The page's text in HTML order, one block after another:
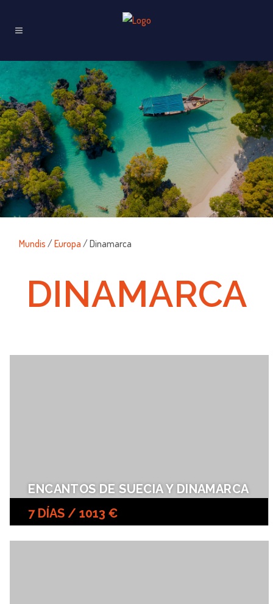
Mundis /Europa / Dinamarca
DINAMARCA
ENCANTOS DE SUECIA Y DINAMARCA
7 DÍAS / 1013 €